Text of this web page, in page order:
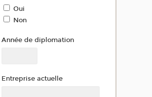
Oui
Non
Année de diplomation
Entreprise actuelle